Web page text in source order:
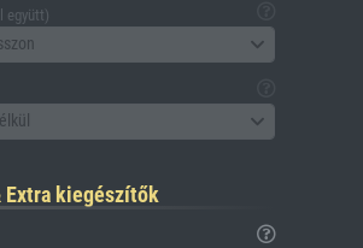
együtt)
Extra kiegészítők